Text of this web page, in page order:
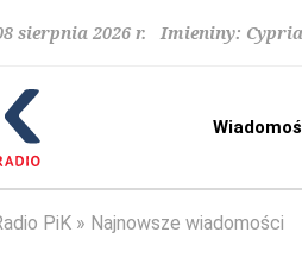
sierpnia 2026 r. Imieniny:
PiK Najnowsze wiadomości